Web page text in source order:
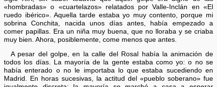
«hombradas» o «cuartelazos» relatados por Valle-Inclán en «El
ruedo ibérico». Aquella tarde estaba yo muy contento, porque mi
sobrina Conchita, nacida unos días antes, había empezado a
comer papillas. Era un niña muy buena, que no lloraba y se criaba
muy bien. Ahora, posiblemente, come menos que antes.
A pesar del golpe, en la calle del Rosal había la animación de
todos los días. La mayoría de la gente estaba como yo: o no se
había enterado o no le importaba lo que estaba sucediendo en
Madrid. En horas sucesivas, la actitud del «pueblo soberano» fue